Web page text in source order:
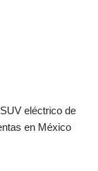
eléctrico de
en México